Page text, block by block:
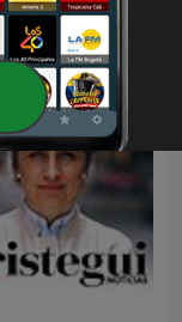
Hora 20